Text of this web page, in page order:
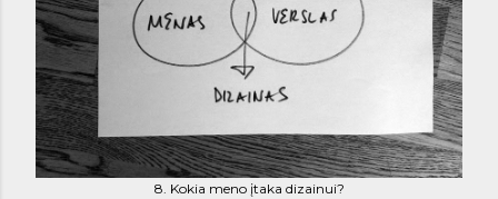
8. Kokia meno įtaka dizainui?